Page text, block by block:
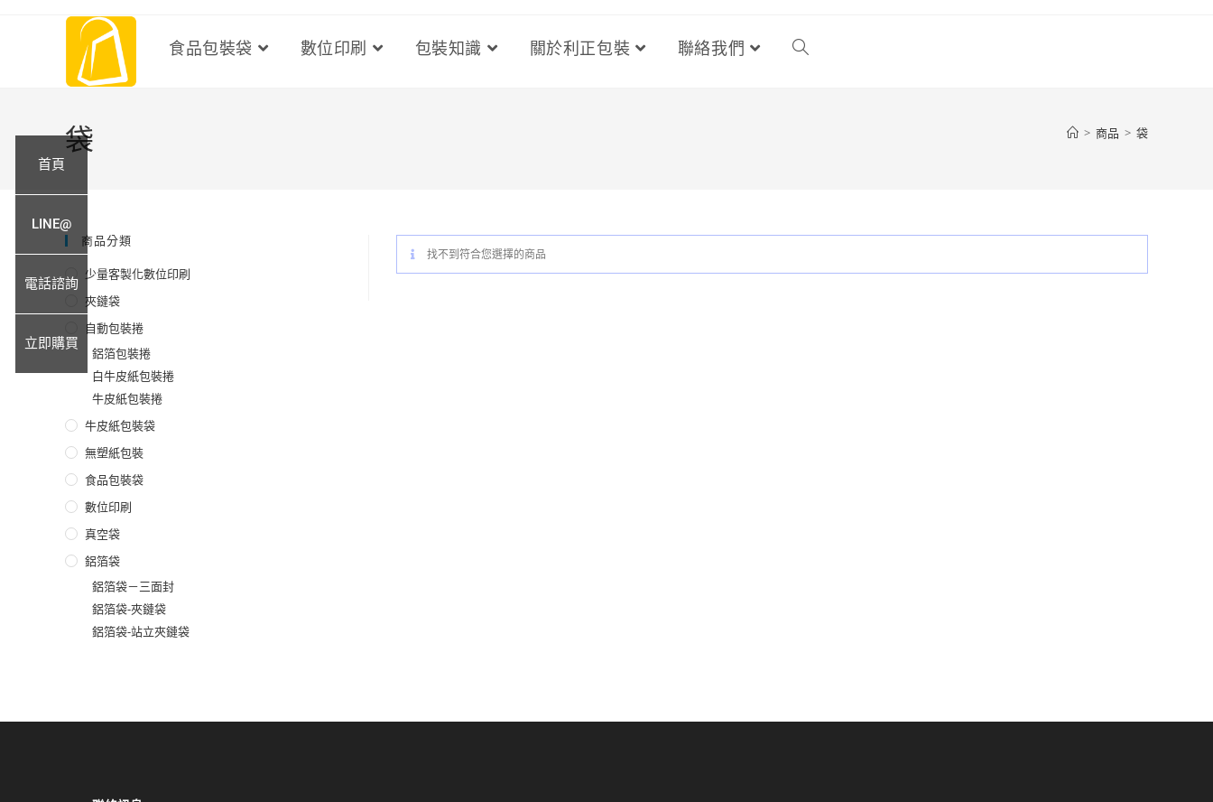
食品包裝袋 數位印刷 包裝知識 關於利正包裝 聯絡我們
袋 > 商品 > 袋
找不到符合您選擇的商品
商品分類
少量客製化數位印刷
夾鏈袋
自動包裝捲
鋁箔包裝捲
白牛皮紙包裝捲
牛皮紙包裝捲
牛皮紙包裝袋
無塑紙包裝
食品包裝袋
數位印刷
真空袋
鋁箔袋
鋁箔袋－三面封
鋁箔袋-夾鏈袋
鋁箔袋-站立夾鏈袋
首頁
LINE@
電話諮詢
立即購買